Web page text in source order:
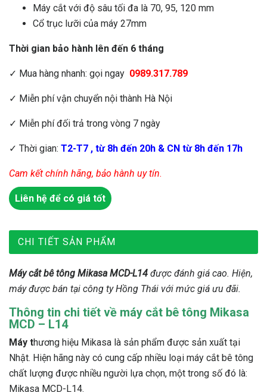
Máy cắt với độ sâu tối đa là 70, 95, 120 mm
Cổ trục lưỡi của máy 27mm
Thời gian bảo hành lên đến 6 tháng
✓ Mua hàng nhanh: gọi ngay 0989.317.789
✓ Miễn phí vận chuyển nội thành Hà Nội
✓ Miễn phí đối trả trong vòng 7 ngày
✓ Thời gian: T2-T7 , từ 8h đến 20h & CN từ 8h đến 17h
Cam kết chính hãng, bảo hành uy tín.
Liên hệ để có giá tốt
CHI TIẾT SẢN PHẨM
Máy cắt bê tông Mikasa MCD-L14 được đánh giá cao. Hiện,
máy được bán tại công ty Hồng Thái với mức giá ưu đãi.
Thông tin chi tiết về máy cắt bê tông Mikasa
MCD – L14
Máy thương hiệu Mikasa là sản phẩm được sản xuất tại
Nhật. Hiện hãng này có cung cấp nhiều loại máy cắt bê tông
chất lượng được nhiều người lựa chọn, một trong số đó là:
Mikasa MCD-L14.